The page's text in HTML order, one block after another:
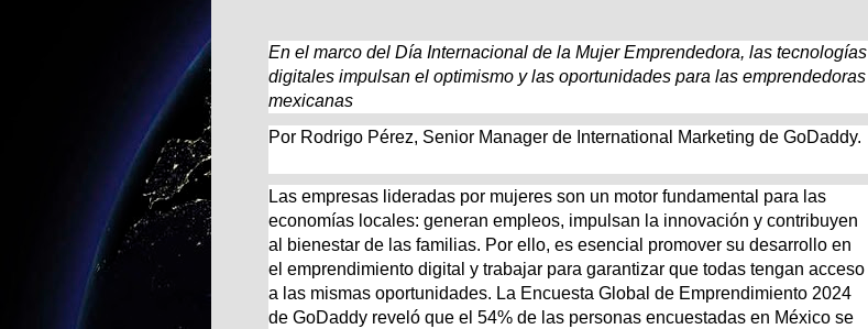
En el marco del Día Internacional de la Mujer Emprendedora, las tecnologías
digitales impulsan el optimismo y las oportunidades para las emprendedoras
mexicanas
Por Rodrigo Pérez, Senior Manager de International Marketing de GoDaddy.
Las empresas lideradas por mujeres son un motor fundamental para las
economías locales: generan empleos, impulsan la innovación y contribuyen
al bienestar de las familias. Por ello, es esencial promover su desarrollo en
el emprendimiento digital y trabajar para garantizar que todas tengan acceso
a las mismas oportunidades. La Encuesta Global de Emprendimiento 2024
de GoDaddy reveló que el 54% de las personas encuestadas en México se